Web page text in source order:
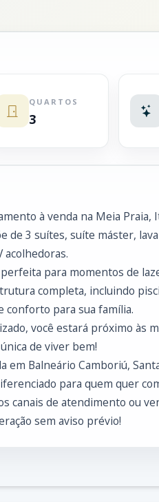
QUARTOS
3
à venda na Meia Praia,
de 3 suítes, suíte máster,
acolhedoras.
para momentos de
completa, incluindo
conforto para sua família.
você estará próximo às
de viver bem!
em Balneário Camboriú,
para quem quer
canais de atendimento ou
sem aviso prévio!